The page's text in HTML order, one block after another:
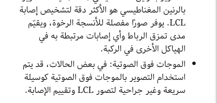
بالرنين المغناطيسي هو الأكثر دقة لتشخيص إصابة
LCL. يوفر صورًا مفصلة للأنسجة الرخوة، ويقيّم
مدى تمزق الرباط وأي إصابات مرتبطة به في
الهياكل الأخرى في الركبة.
الموجات فوق الصوتية: في بعض الحالات، قد يتم
استخدام التصوير بالموجات فوق الصوتية كوسيلة
سريعة وغير جراحية لتصور LCL وتقييم الإصابة.